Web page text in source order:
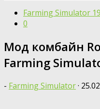
Farming Simulator 19
0
Moд комбайн
Farming
- Farming Simulator·